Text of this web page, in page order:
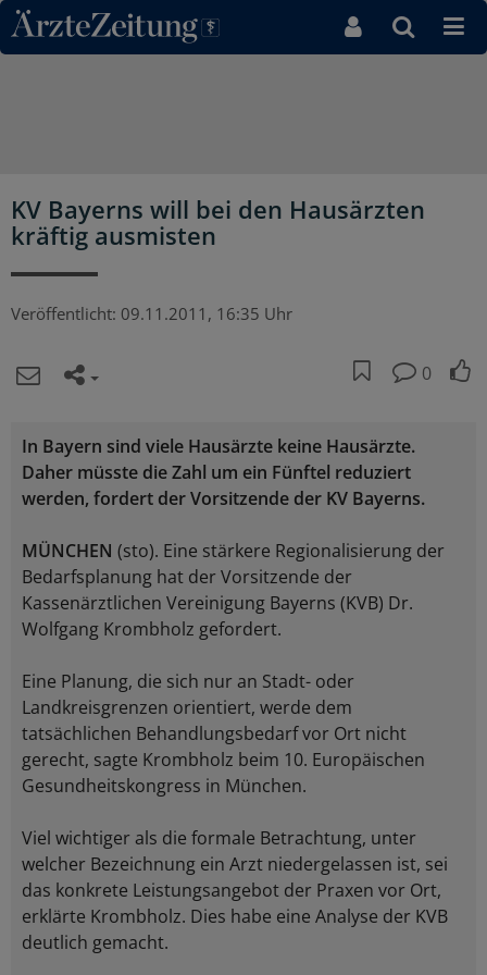
Direkt zum Inhaltsbereich
KV Bayerns will bei den Hausärzten
kräftig ausmisten
Veröffentlicht: 09.11.2011, 16:35 Uhr
0
In Bayern sind viele Hausärzte keine Hausärzte.
Daher müsste die Zahl um ein Fünftel reduziert
werden, fordert der Vorsitzende der KV Bayerns.
MÜNCHEN (sto). Eine stärkere Regionalisierung der
Bedarfsplanung hat der Vorsitzende der
Kassenärztlichen Vereinigung Bayerns (KVB) Dr.
Wolfgang Krombholz gefordert.
Eine Planung, die sich nur an Stadt- oder
Landkreisgrenzen orientiert, werde dem
tatsächlichen Behandlungsbedarf vor Ort nicht
gerecht, sagte Krombholz beim 10. Europäischen
Gesundheitskongress in München.
Viel wichtiger als die formale Betrachtung, unter
welcher Bezeichnung ein Arzt niedergelassen ist, sei
das konkrete Leistungsangebot der Praxen vor Ort,
erklärte Krombholz. Dies habe eine Analyse der KVB
deutlich gemacht.